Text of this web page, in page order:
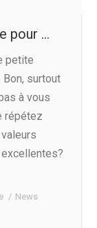
pour …
petite
surtout
à vous
répétez
News